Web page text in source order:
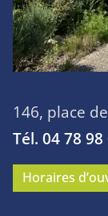
146, place
Tél. 04 78 98
Horaires